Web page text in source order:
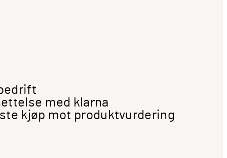
med klarna
kjøp mot produktvurdering